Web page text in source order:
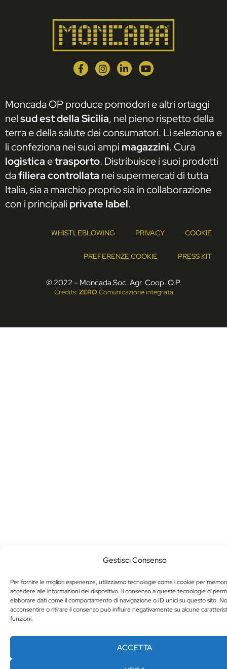
Gestisci Consenso
Per fornire le migliori esperienze, utilizziamo tecnologie come i cookie per
accedere alle informazioni del dispositivo. Il consenso a queste tecnologie ci
elaborare dati come il comportamento di navigazione o ID unici su questo sito.
acconsentire o ritirare il consenso può influire negativamente su alcune
funzioni.
ACCETTA
Moncada OP produce pomodori e altri ortaggi
nelsud est della Sicilia, nel pieno rispetto della
terra e della salute dei consumatori. Li seleziona e
li confeziona nei suoi ampi magazzini. Cura
logisticaetrasporto. Distribuisce i suoi prodotti
dafiliera controllata nei supermercati di tutta
Italia, sia a marchio proprio sia in collaborazione
con i principali private label.
WHISTLEBLOWING PRIVACY COOKIE
PREFERENZE COOKIE PRESS KIT
© 2022 – Moncada Soc. Agr. Coop. O.P.
Credits:ZERO Comunicazione integrata